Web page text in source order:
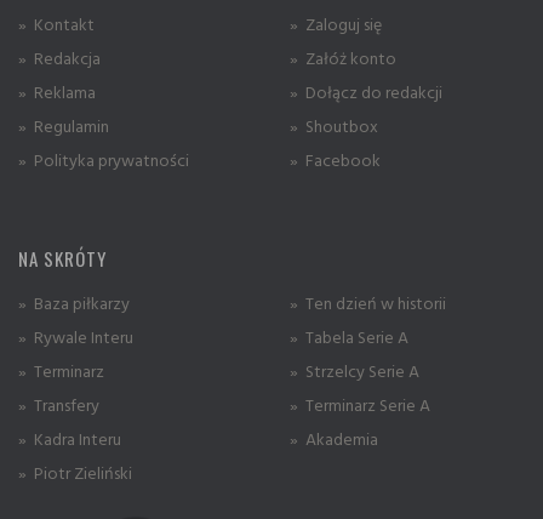
» Kontakt
» Redakcja
» Reklama
» Regulamin
» Polityka prywatności
» Zaloguj się
» Załóż konto
» Dołącz do redakcji
» Shoutbox
» Facebook
NA SKRÓTY
» Baza piłkarzy
» Rywale Interu
» Terminarz
» Transfery
» Kadra Interu
» Piotr Zieliński
» Ten dzień w historii
» Tabela Serie A
» Strzelcy Serie A
» Terminarz Serie A
» Akademia